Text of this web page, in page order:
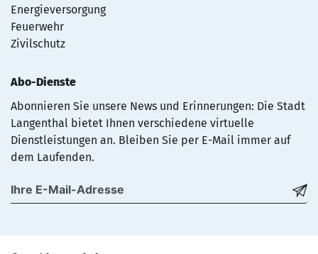
Energieversorgung
Feuerwehr
Zivilschutz
Abo-Dienste
Abonnieren Sie unsere News und Erinnerungen: Die Stadt
Langenthal bietet Ihnen verschiedene virtuelle
Dienstleistungen an. Bleiben Sie per E-Mail immer auf
dem Laufenden.